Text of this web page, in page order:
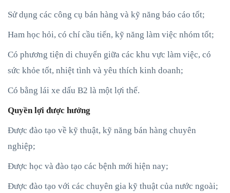
Sử dụng các công cụ bán hàng và kỹ năng báo cáo tốt;
Ham học hỏi, có chí cầu tiến, kỹ năng làm việc nhóm tốt;
Có phương tiện di chuyển giữa các khu vực làm việc, có
sức khỏe tốt, nhiệt tình và yêu thích kinh doanh;
Có bằng lái xe dấu B2 là một lợi thế.
Quyền lợi được hưởng
Được đào tạo về kỹ thuật, kỹ năng bán hàng chuyên
nghiệp;
Được học và đào tạo các bệnh mới hiện nay;
Được đào tạo với các chuyên gia kỹ thuật của nước ngoài;